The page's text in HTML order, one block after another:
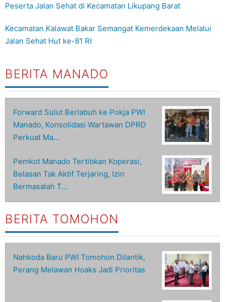
Peserta Jalan Sehat di Kecamatan Likupang Barat
Kecamatan Kalawat Bakar Semangat Kemerdekaan Melalui
Jalan Sehat Hut ke-81 RI
BERITA MANADO
Forward Sulut Berlabuh ke Pokja PWI
Manado, Konsolidasi Wartawan DPRD
Perkuat Ma…
Pemkot Manado Tertibkan Koperasi,
Belasan Tak Aktif Terjaring, Izin
Bermasalah T…
BERITA TOMOHON
Nahkoda Baru PWI Tomohon Dilantik,
Perang Melawan Hoaks Jadi Prioritas